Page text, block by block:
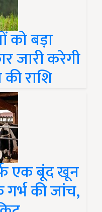
को बड़ा
जारी करेगी
राशि
एक बूंद खून
की जांच,